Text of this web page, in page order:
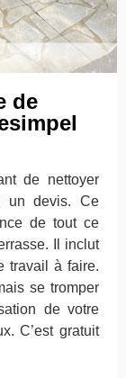
de
de nettoyer
un devis. Ce
de tout ce
Il inclut
travail à faire.
se tromper
de votre
C’est gratuit